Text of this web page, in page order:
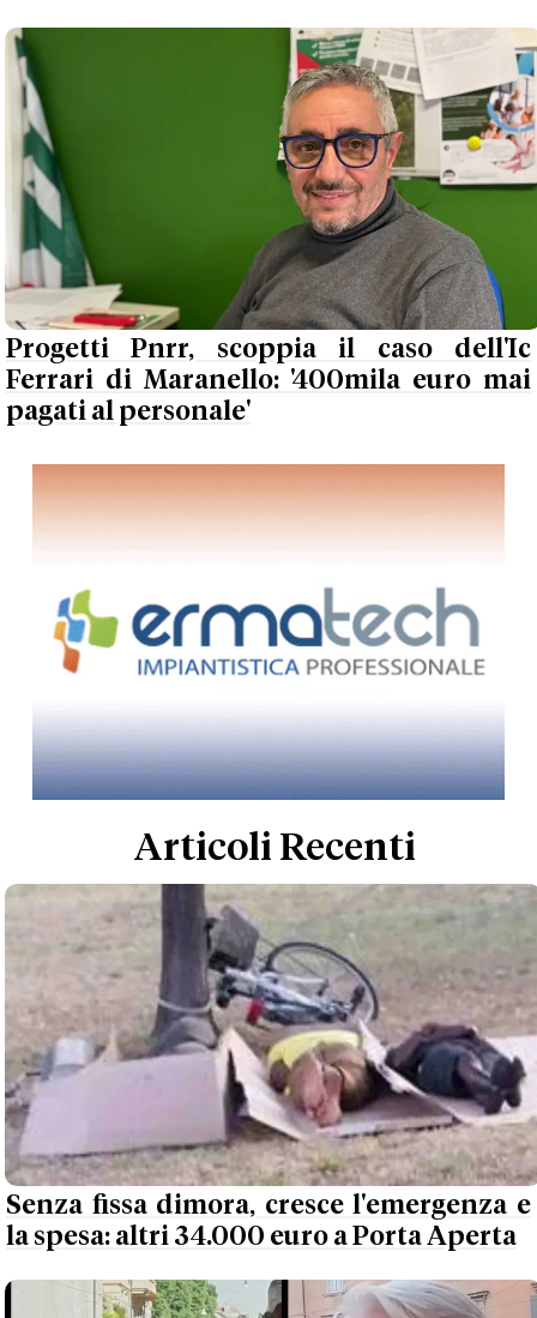
Progetti Pnrr, scoppia il caso dell'Ic
Ferrari di Maranello: '400mila euro mai
pagati al personale'
Articoli Recenti
Senza fissa dimora, cresce l'emergenza e
la spesa: altri 34.000 euro a Porta Aperta